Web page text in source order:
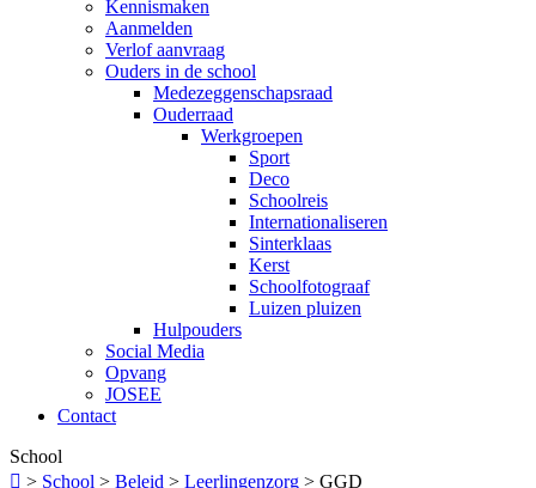
Kennismaken
Aanmelden
Verlof aanvraag
Ouders in de school
Medezeggenschapsraad
Ouderraad
Werkgroepen
Sport
Deco
Schoolreis
Internationaliseren
Sinterklaas
Kerst
Schoolfotograaf
Luizen pluizen
Hulpouders
Social Media
Opvang
JOSEE
Contact
School
 > School > Beleid > Leerlingenzorg > GGD